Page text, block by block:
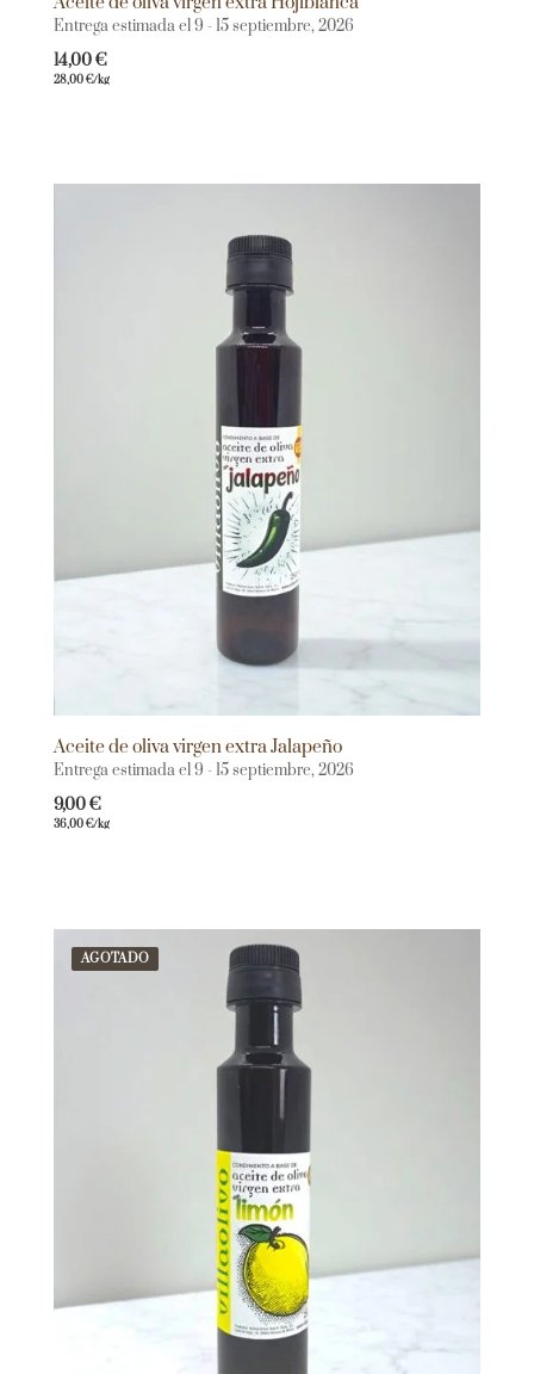
Entrega estimada el 9 - 15 septiembre, 2026
14,00€
28,00€/kg
Aceite de oliva virgen extra Jalapeño
Entrega estimada el 9 - 15 septiembre, 2026
9,00€
36,00€/kg
AGOTADO